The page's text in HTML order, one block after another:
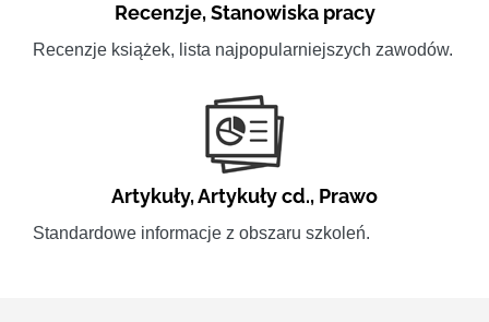
Recenzje,Stanowiska pracy
Recenzje książek, lista najpopularniejszych zawodów.
Artykuły,Artykuły cd., Prawo
Standardowe informacje z obszaru szkoleń.